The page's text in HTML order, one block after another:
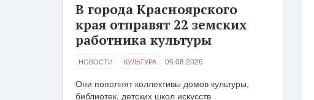
В города Красноярского
края отправят 22 земских
работника культуры
НОВОСТИ КУЛЬТУРА 06.08.2026
Они пополнят коллективы домов культуры,
библиотек, детских школ искусств